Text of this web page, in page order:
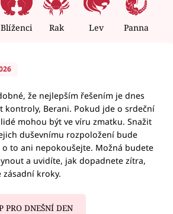
Blíženci Rak Lev Panna
že nejlepším řešením je dnes
kontroly, Berani. Pokud jde o srdeční
mohou být ve víru zmatku. Snažit
duševnímu rozpoložení bude
o to ani nepokoušejte. Možná budete
a uvidíte, jak dopadnete zítra,
zásadní kroky.
PRO DNEŠNÍ DEN